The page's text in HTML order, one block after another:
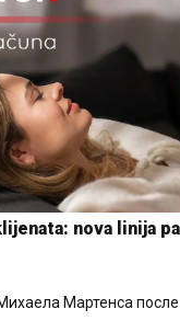
nova linija